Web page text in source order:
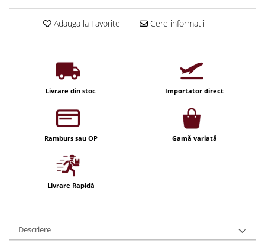
Uncategorized
Aplica LED
Iluminat festiv
Fotosenzori si Senzori de miscare
Iluminat decorativ de Craciun
Adauga la Favorite Cere informatii
Livrare din stoc Importator direct
Ramburs sau OP Gamă variată
Livrare Rapidă
Descriere